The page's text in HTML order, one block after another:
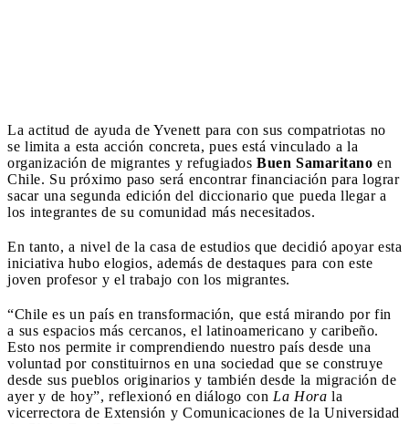
La actitud de ayuda de Yvenett para con sus compatriotas no
se limita a esta acción concreta, pues está vinculado a la
organización de migrantes y refugiados Buen Samaritano en
Chile. Su próximo paso será encontrar financiación para lograr
sacar una segunda edición del diccionario que pueda llegar a
los integrantes de su comunidad más necesitados.
En tanto, a nivel de la casa de estudios que decidió apoyar esta
iniciativa hubo elogios, además de destaques para con este
joven profesor y el trabajo con los migrantes.
“Chile es un país en transformación, que está mirando por fin
a sus espacios más cercanos, el latinoamericano y caribeño.
Esto nos permite ir comprendiendo nuestro país desde una
voluntad por constituirnos en una sociedad que se construye
desde sus pueblos originarios y también desde la migración de
ayer y de hoy”, reflexionó en diálogo con La Hora la
vicerrectora de Extensión y Comunicaciones de la Universidad